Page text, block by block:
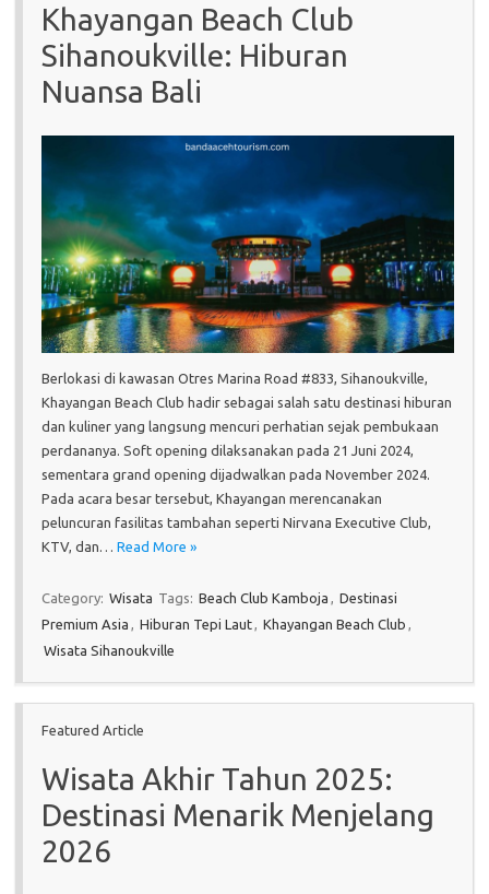
Khayangan Beach Club
Sihanoukville: Hiburan
Nuansa Bali
Berlokasi di kawasan Otres Marina Road #833, Sihanoukville,
Khayangan Beach Club hadir sebagai salah satu destinasi hiburan
dan kuliner yang langsung mencuri perhatian sejak pembukaan
perdananya. Soft opening dilaksanakan pada 21 Juni 2024,
sementara grand opening dijadwalkan pada November 2024.
Pada acara besar tersebut, Khayangan merencanakan
peluncuran fasilitas tambahan seperti Nirvana Executive Club,
KTV, dan… Read More »
Category: Wisata Tags: Beach Club Kamboja , Destinasi
Premium Asia , Hiburan Tepi Laut, Khayangan Beach Club ,
Wisata Sihanoukville
Featured Article
Wisata Akhir Tahun 2025:
Destinasi Menarik Menjelang
2026